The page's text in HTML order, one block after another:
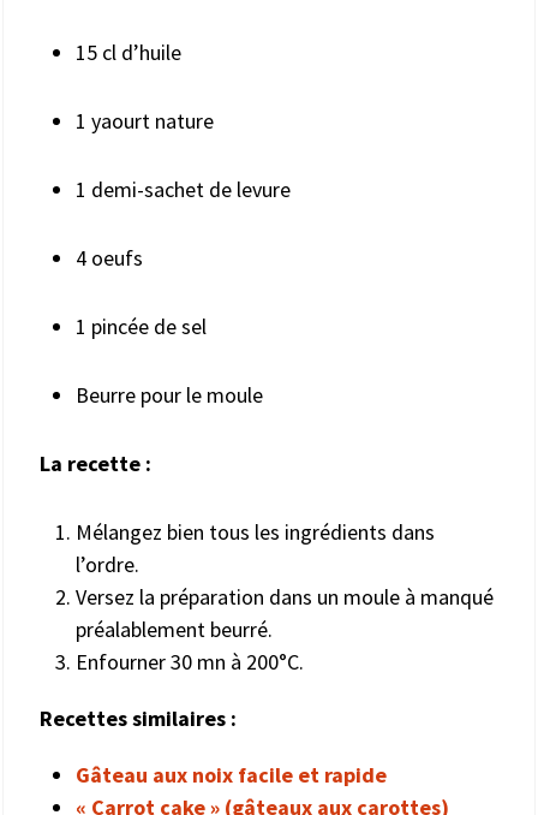
15 cl d’huile
1 yaourt nature
1 demi-sachet de levure
4 oeufs
1 pincée de sel
Beurre pour le moule
La recette :
Mélangez bien tous les ingrédients dans
l’ordre.
Versez la préparation dans un moule à manqué
préalablement beurré.
Enfourner 30 mn à 200°C.
Recettes similaires :
Gâteau aux noix facile et rapide
« Carrot cake » (gâteaux aux carottes)